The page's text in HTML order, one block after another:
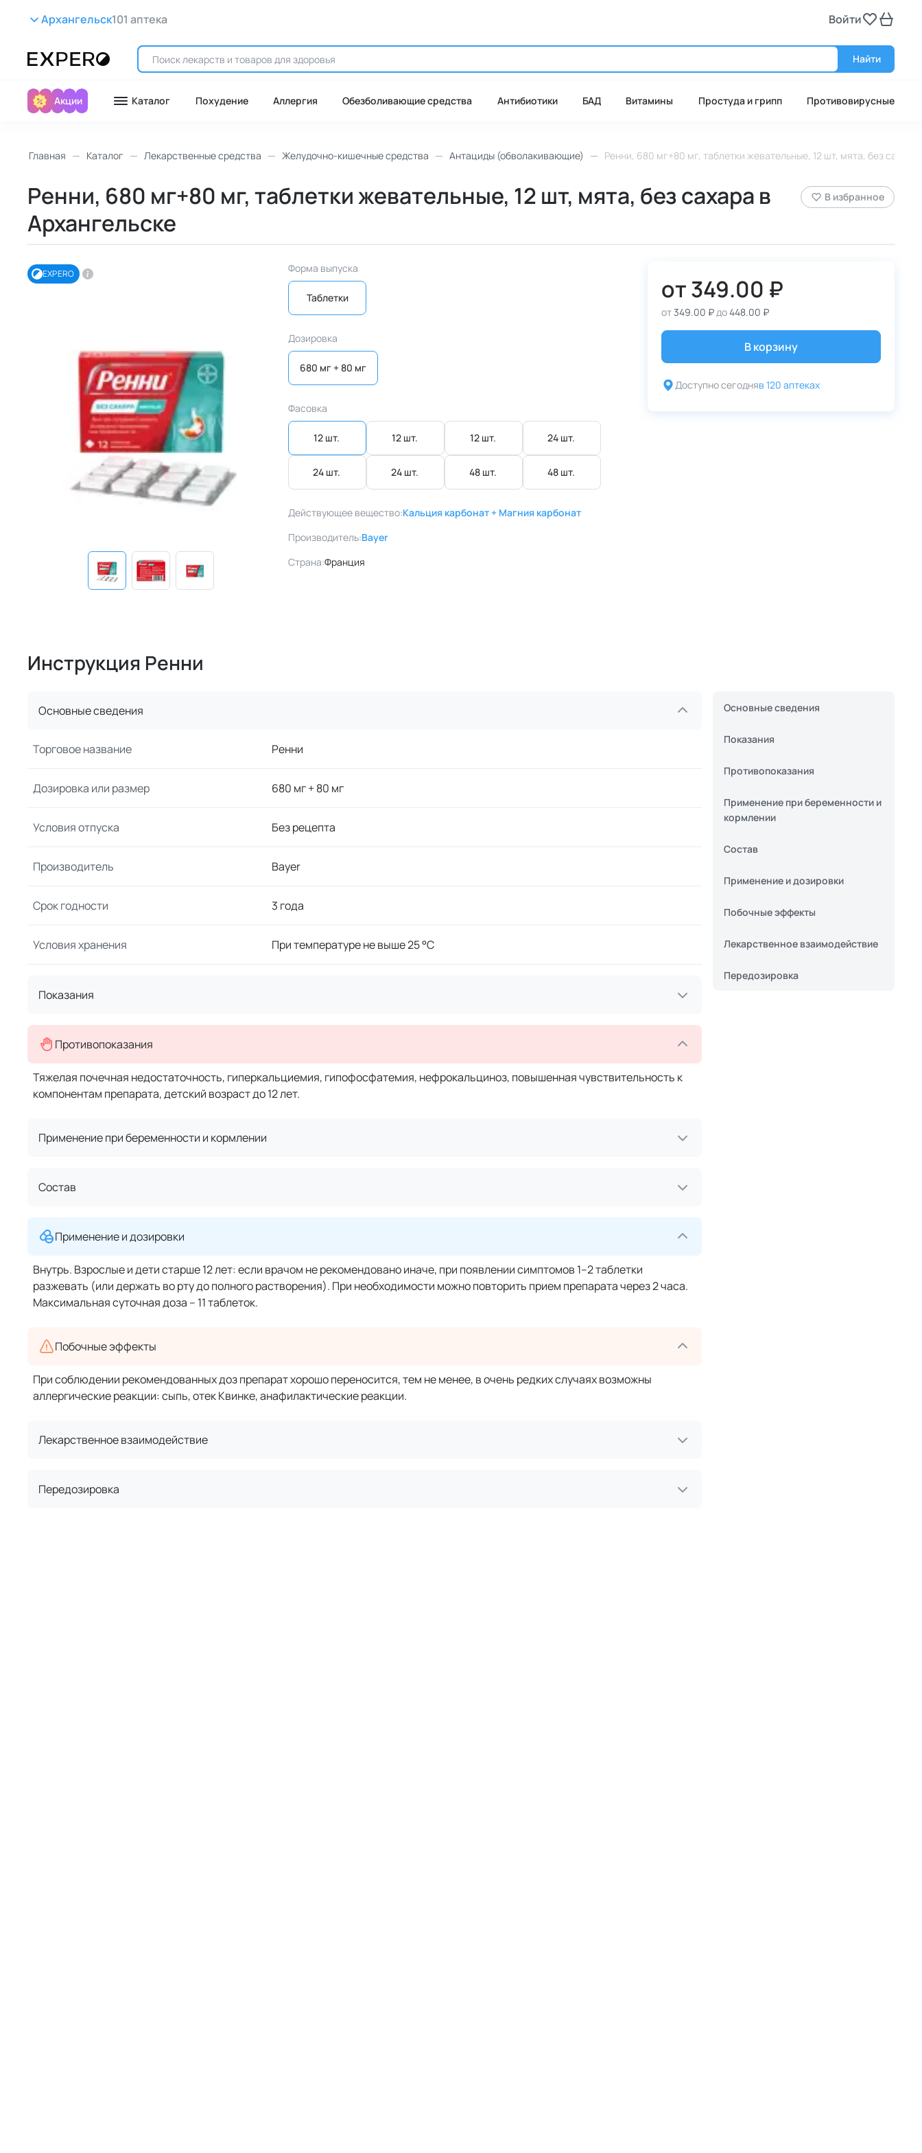
Архангельск101 аптека Войти
Найти
Акции Каталог Похудение Аллергия Обезболивающие средства Антибиотики БАД Витамины Простуда и грипп Противовирусные
Главная Каталог Лекарственные средства Желудочно-кишечные средства Антациды (обволакивающие) Ренни, 680 мг+80 мг, таблетки жевательные, 12 шт, мята, без сахара
Ренни, 680 мг+80 мг, таблетки жевательные, 12 шт, мята, без сахара в
Архангельске
В избранное
EXPERO Форма выпуска
Таблетки
Дозировка
680 мг + 80 мг
Фасовка
12 шт. 12 шт. 12 шт. 24 шт.
24 шт. 24 шт. 48 шт. 48 шт.
Действующее вещество:Кальция карбонат + Магния карбонат
Производитель:Bayer
Страна:Франция
от349.00 ₽
от349.00 ₽до448.00 ₽
В корзину
Доступно сегодняв 120 аптеках
Инструкция Ренни
Основные сведения
Торговое название Ренни
Дозировка или размер 680 мг + 80 мг
Условия отпуска Без рецепта
Производитель Bayer
Срок годности 3 года
Условия хранения При температуре не выше 25 °C
Показания
Противопоказания
Тяжелая почечная недостаточность, гиперкальциемия, гипофосфатемия, нефрокальциноз, повышенная чувствительность к
компонентам препарата, детский возраст до 12 лет.
Применение при беременности и кормлении
Состав
Применение и дозировки
Внутрь. Взрослые и дети старше 12 лет: если врачом не рекомендовано иначе, при появлении симптомов 1–2 таблетки
разжевать (или держать во рту до полного растворения). При необходимости можно повторить прием препарата через 2 часа.
Максимальная суточная доза – 11 таблеток.
Побочные эффекты
При соблюдении рекомендованных доз препарат хорошо переносится, тем не менее, в очень редких случаях возможны
аллергические реакции: сыпь, отек Квинке, анафилактические реакции.
Лекарственное взаимодействие
Передозировка
Основные сведения
Показания
Противопоказания
Применение при беременности и
кормлении
Состав
Применение и дозировки
Побочные эффекты
Лекарственное взаимодействие
Передозировка